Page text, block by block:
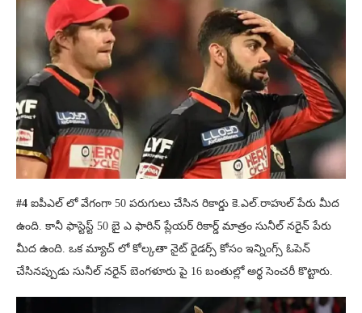
#4 ఐపీఎల్ లో వేగంగా 50 పరుగులు చేసిన రికార్డు కె.ఎల్.రాహుల్ పేరు మీద
ఉంది. కానీ ఫాస్టెస్ట్ 50 బై ఎ ఫారిన్ ప్లేయర్ రికార్డ్ మాత్రం సునీల్ నరైన్ పేరు
మీద ఉంది. ఒక మ్యాచ్ లో కోల్కతా నైట్ రైడర్స్ కోసం ఇన్నింగ్స్ ఓపెన్
చేసినప్పుడు సునీల్ నరైన్ బెంగళూరు పై 16 బంతుల్లో అర్థ సెంచరీ కొట్టారు.